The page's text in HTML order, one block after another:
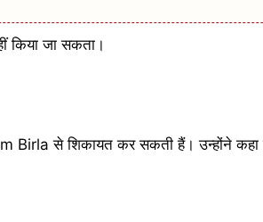
किया जा सकता।
Birla से शिकायत कर सकती हैं। उन्होंने